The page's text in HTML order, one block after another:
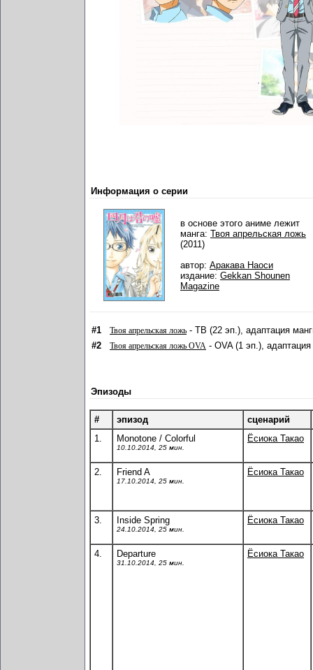
Информация о серии
в основе этого аниме лежит
манга: Твоя апрельская ложь
(2011)
автор: Аракава Наоси
издание: Gekkan Shounen
Magazine
#1 Твоя апрельская ложь - ТВ (22 эп.), адаптация
#2
Твоя апрельская ложь OVA - OVA (1 эп.),
Эпизоды
# эпизод
сценарий
1.
Monotone / Colorful
10.10.2014, 25 мин.
Ёсиока Такао
2. Friend A
17.10.2014, 25 мин.
Ёсиока Такао
3. Inside Spring
24.10.2014, 25 мин.
Ёсиока Такао
4. Departure
31.10.2014, 25 мин.
Ёсиока Такао